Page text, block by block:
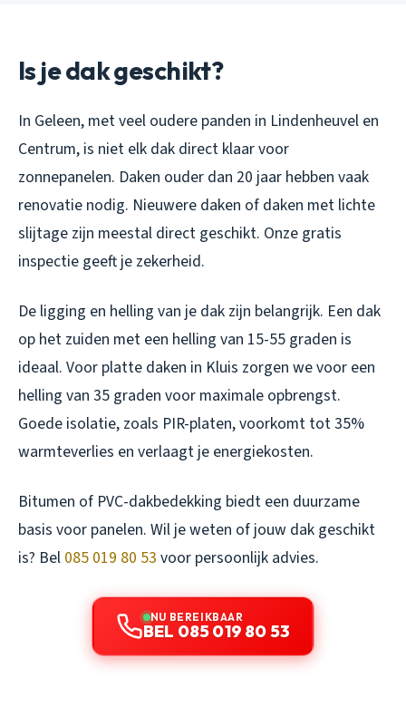
Is je dak geschikt?
In Geleen, met veel oudere panden in Lindenheuvel en
Centrum, is niet elk dak direct klaar voor
zonnepanelen. Daken ouder dan 20 jaar hebben vaak
renovatie nodig. Nieuwere daken of daken met lichte
slijtage zijn meestal direct geschikt. Onze gratis
inspectie geeft je zekerheid.
De ligging en helling van je dak zijn belangrijk. Een dak
op het zuiden met een helling van 15-55 graden is
ideaal. Voor platte daken in Kluis zorgen we voor een
helling van 35 graden voor maximale opbrengst.
Goede isolatie, zoals PIR-platen, voorkomt tot 35%
warmteverlies en verlaagt je energiekosten.
Bitumen of PVC-dakbedekking biedt een duurzame
basis voor panelen. Wil je weten of jouw dak geschikt
is? Bel 085 019 80 53 voor persoonlijk advies.
NU BEREIKBAAR
BEL 085 019 80 53